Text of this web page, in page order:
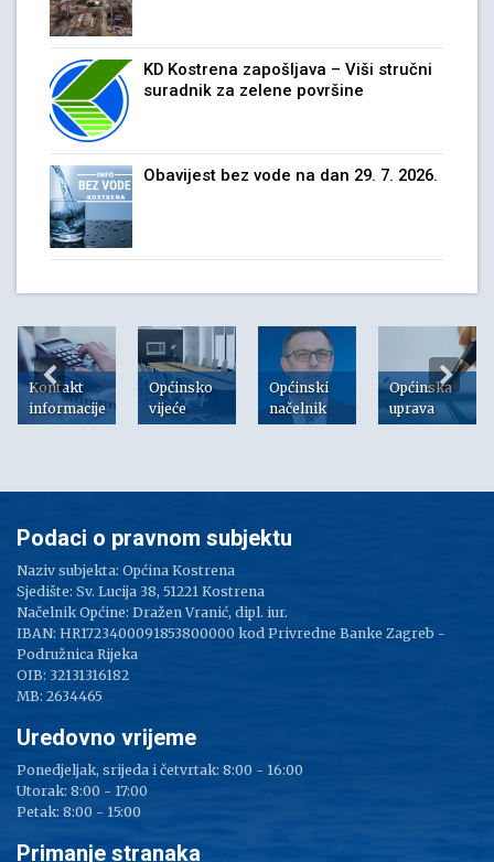
KD Kostrena zapošljava – Viši stručni
suradnik za zelene površine
Obavijest bez vode na dan 29. 7. 2026.
Kontakt
informacije
Općinsko
vijeće
Općinski
načelnik
Općinska
uprava
Podaci o pravnom subjektu
Naziv subjekta: Općina Kostrena
Sjedište: Sv. Lucija 38, 51221 Kostrena
Načelnik Općine: Dražen Vranić, dipl. iur.
IBAN: HR1723400091853800000 kod Privredne Banke Zagreb -
Podružnica Rijeka
OIB: 32131316182
MB: 2634465
Uredovno vrijeme
Ponedjeljak, srijeda i četvrtak: 8:00 - 16:00
Utorak: 8:00 - 17:00
Petak: 8:00 - 15:00
Primanje stranaka